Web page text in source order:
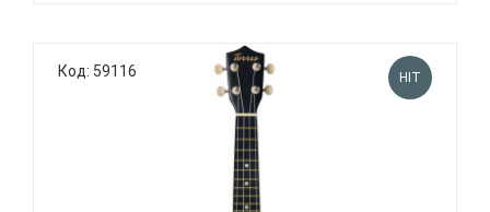
начинающего музыканта - отличный выбор, если
нужен подарок для детей или для любимой
девушки. Стильный и красочный дизайн, мягкое
звучание маленькой гавайской гитары не оставят
равнодушными никого. Уку..
Код: 59116 HIT